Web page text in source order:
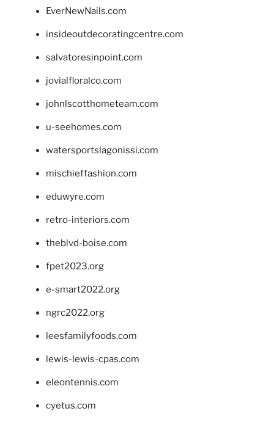
EverNewNails.com
insideoutdecoratingcentre.com
salvatoresinpoint.com
jovialfloralco.com
johnlscotthometeam.com
u-seehomes.com
watersportslagonissi.com
mischieffashion.com
eduwyre.com
retro-interiors.com
theblvd-boise.com
fpet2023.org
e-smart2022.org
ngrc2022.org
leesfamilyfoods.com
lewis-lewis-cpas.com
eleontennis.com
cyetus.com